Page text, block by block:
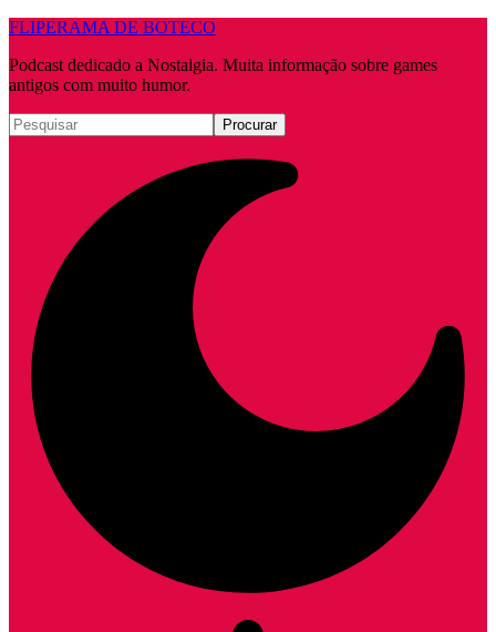
FLIPERAMA DE BOTECO
Podcast dedicado a Nostalgia. Muita informação sobre games
antigos com muito humor.